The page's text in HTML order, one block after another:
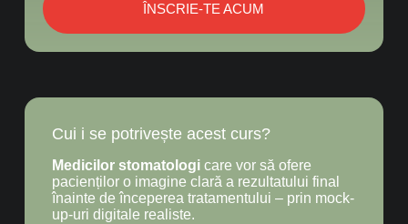
ÎNSCRIE-TE ACUM
Cui i se potrivește acest curs?
Medicilor stomatologicare vor să ofere
pacienților o imagine clară a rezultatului final
înainte de începerea tratamentului – prin mock-
up-uri digitale realiste.